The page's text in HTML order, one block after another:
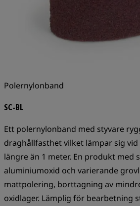
Polernylonband
SC-BL
Ett polernylonband med styvare
draghållfasthet vilket lämpar sig
längre än 1 meter. En produkt med
aluminiumoxid och varierande
mattpolering, borttagning av
oxidlager. Lämplig för bearbetning